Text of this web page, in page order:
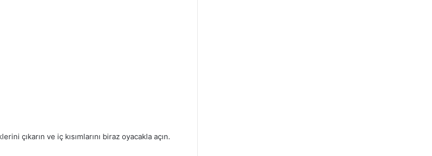
çıkarın ve iç kısımlarını biraz oyacakla açın.